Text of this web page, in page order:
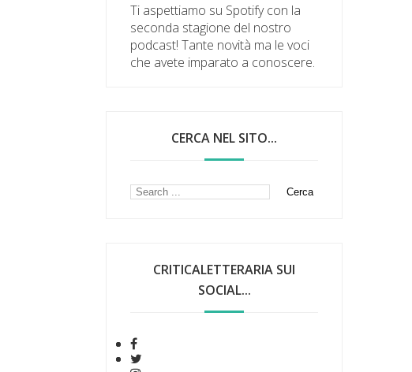
Ti aspettiamo su Spotify con la
seconda stagione del nostro
podcast! Tante novità ma le voci
che avete imparato a conoscere.
CERCA NEL SITO...
CRITICALETTERARIA SUI
SOCIAL...